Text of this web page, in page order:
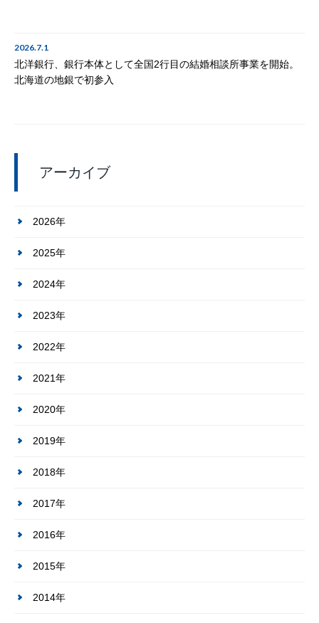
2026.7.1
北洋銀行、銀行本体として全国2行目の結婚相談所事業を開始。
北海道の地銀で初参入
アーカイブ
2026年
2025年
2024年
2023年
2022年
2021年
2020年
2019年
2018年
2017年
2016年
2015年
2014年